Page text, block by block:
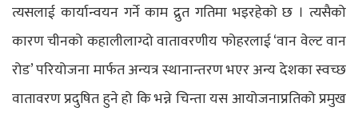
त्यसलाई कार्यान्वयन गर्ने काम द्रुत गतिमा भइरहेको छ । त्यसैको
कारण चीनको कहालीलाग्दो वातावरणीय फोहरलाई ‘वान वेल्ट वान
रोड’ परियोजना मार्फत अन्यत्र स्थानान्तरण भएर अन्य देशका स्वच्छ
वातावरण प्रदुषित हुने हो कि भन्ने चिन्ता यस आयोजनाप्रतिको प्रमुख